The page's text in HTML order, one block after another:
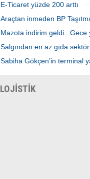
E-Ticaret yüzde 200 arttı
Araçtan inmeden BP
Mazota indirim geldi.. Gece
Salgından en az gıda
Sabiha Gökçen’in terminal
LOJİSTİK